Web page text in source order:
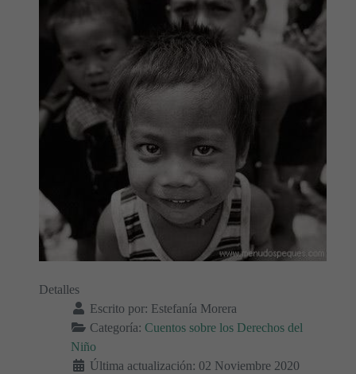
Detalles
Escrito por: Estefanía Morera
Categoría: Cuentos sobre los Derechos del
Niño
Última actualización: 02 Noviembre 2020